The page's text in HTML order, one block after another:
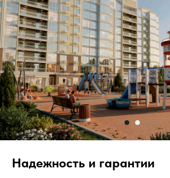
Надежность и гарантии